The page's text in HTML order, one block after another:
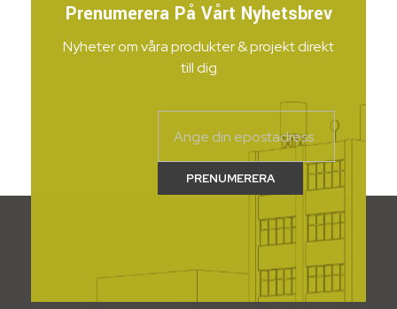
Prenumerera På Vårt Nyhetsbrev
Nyheter om våra produkter & projekt direkt
till dig